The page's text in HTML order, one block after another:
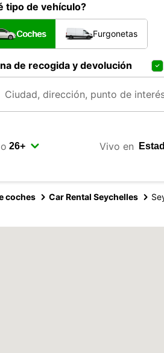
tipo de vehículo?
Coches Furgonetas
de recogida y devolución
Vivo en
coches Car Rental Seychelles